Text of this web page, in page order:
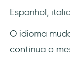
Espanhol,
O idioma
continua o